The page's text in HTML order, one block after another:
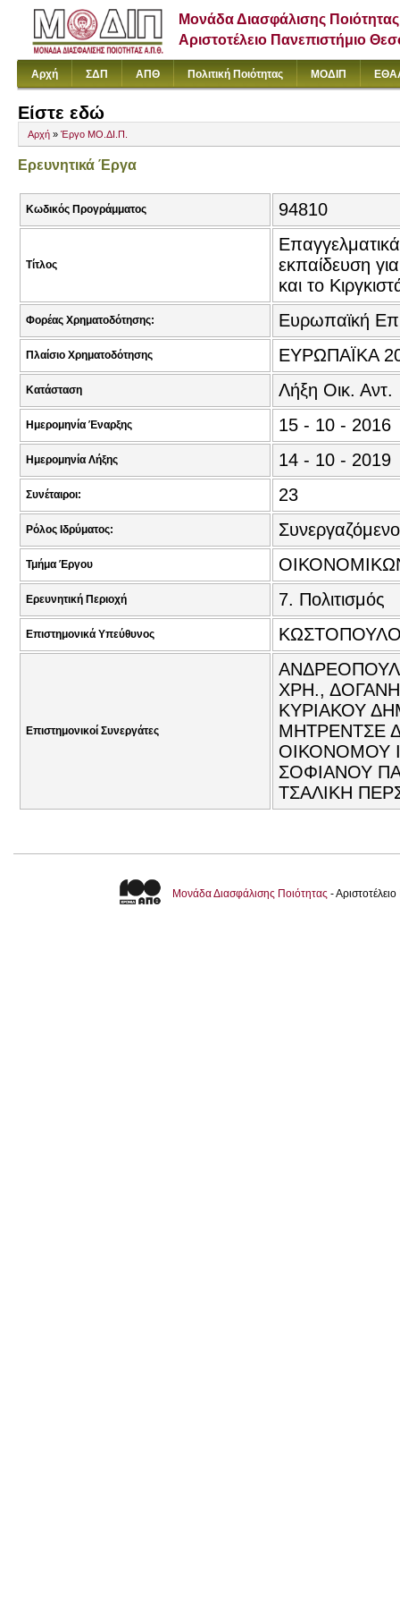
Μονάδα Διασφάλισης Ποιότητας
Αριστοτέλειο Πανεπιστήμιο
Αρχή ΣΔΠ ΑΠΘ Πολιτική Ποιότητας ΜΟΔΙΠ
Είστε εδώ
Αρχή » Έργο ΜΟ.ΔΙ.Π.
Ερευνητικά Έργα
Κωδικός Προγράμματος 94810
Τίτλος
εκπαίδευση
και το
Φορέας Χρηματοδότησης: Ευρωπαϊκή
Πλαίσιο Χρηματοδότησης ΕΥΡΩΠΑΪΚΑ
Κατάσταση Λήξη Οικ. Αντ.
Ημερομηνία Έναρξης 15 - 10 - 2016
Ημερομηνία Λήξης 14 - 10 - 2019
Συνέταιροι: 23
Ρόλος Ιδρύματος:
Τμήμα Έργου
Ερευνητική Περιοχή 7. Πολιτισμός
Επιστημονικά Υπεύθυνος
Επιστημονικοί Συνεργάτες
ΧΡΗ.,
ΚΥΡΙΑΚΟΥ
ΜΗΤΡΕΝΤΣΕ
ΟΙΚΟΝΟΜΟΥ
ΣΟΦΙΑΝΟΥ
ΤΣΑΛΙΚΗ
Μονάδα Διασφάλισης Ποιότητας -